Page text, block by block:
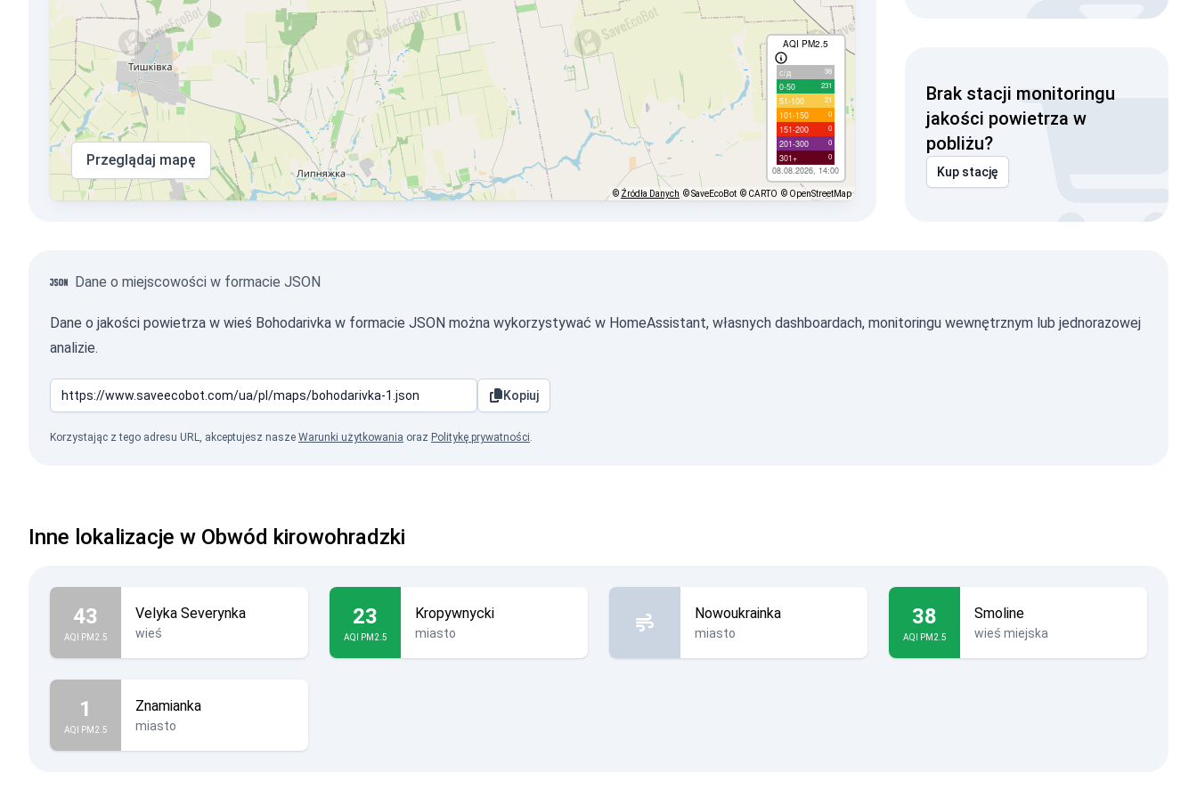
AQI PM2.5
с/д 98
0-50 231
51-100 21
101-150 0
151-200 0
201-300 0
301+ 0
08.08.2026, 14:00
Przeglądaj mapę
© Źródła Danych © SaveEcoBot © CARTO © OpenStreetMap
Brak stacji monitoringu
jakości powietrza w
pobliżu?
Kup stację
Dane o miejscowości w formacie JSON
Dane o jakości powietrza w wieś Bohodarivka w formacie JSON można wykorzystywać w HomeAssistant, własnych dashboardach, monitoringu wewnętrznym lub jednorazowej
analizie.
Kopiuj
Korzystając z tego adresu URL, akceptujesz nasze Warunki użytkowania oraz Politykę prywatności.
Inne lokalizacje w Obwód kirowohradzki
43
AQI PM2.5
Velyka Severynka
wieś
23
AQI PM2.5
Kropywnycki
miasto
Nowoukrainka
miasto
38
AQI PM2.5
Smoline
wieś miejska
1
AQI PM2.5
Znamianka
miasto